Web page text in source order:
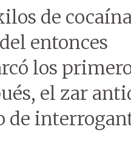
de
entonces
los
el zar
de